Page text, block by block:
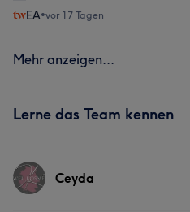
EA•vor 17 Tagen
Mehr anzeigen...
Lerne das Team kennen
Ceyda